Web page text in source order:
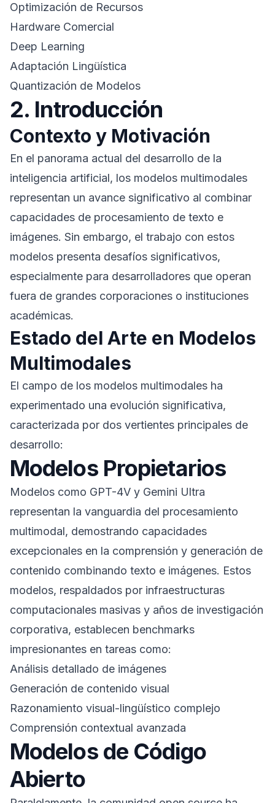
Optimización de Recursos
Hardware Comercial
Deep Learning
Adaptación Lingüística
Quantización de Modelos
2. Introducción
Contexto y Motivación
En el panorama actual del desarrollo de la
inteligencia artificial, los modelos multimodales
representan un avance significativo al combinar
capacidades de procesamiento de texto e
imágenes. Sin embargo, el trabajo con estos
modelos presenta desafíos significativos,
especialmente para desarrolladores que operan
fuera de grandes corporaciones o instituciones
académicas.
Estado del Arte en Modelos
Multimodales
El campo de los modelos multimodales ha
experimentado una evolución significativa,
caracterizada por dos vertientes principales de
desarrollo:
Modelos Propietarios
Modelos como GPT-4V y Gemini Ultra
representan la vanguardia del procesamiento
multimodal, demostrando capacidades
excepcionales en la comprensión y generación de
contenido combinando texto e imágenes. Estos
modelos, respaldados por infraestructuras
computacionales masivas y años de investigación
corporativa, establecen benchmarks
impresionantes en tareas como:
Análisis detallado de imágenes
Generación de contenido visual
Razonamiento visual-lingüístico complejo
Comprensión contextual avanzada
Modelos de Código
Abierto